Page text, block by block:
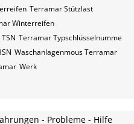
Terramar Stützlast
Winterreifen
Terramar​​​​ Typschlüsselnumme
Waschanlagenmous Terramar
Werk
- Probleme - Hilfe